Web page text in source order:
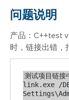
问题说明
产品：C++test
时，链接出错，
测试项目链
link.exe /